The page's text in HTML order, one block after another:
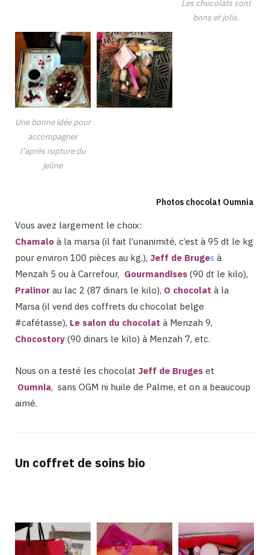
Les chocolats sont
bons et jolis.
Une bonne idée pour
accompagner
l’après rupture du
jeûne
Photos chocolat Oumnia
Vous avez largement le choix:
Chamalo à la marsa (il fait l’unanimité, c’est à 95 dt le kg
pour environ 100 pièces au kg.), Jeff de Bruges à
Menzah 5 ou à Carrefour, Gourmandises (90 dt le kilo),
Pralinor au lac 2 (87 dinars le kilo), O chocolat à la
Marsa (il vend des coffrets du chocolat belge
#cafétasse), Le salon du chocolat à Menzah 9,
Chocostory (90 dinars le kilo) à Menzah 7, etc.
Nous on a testé les chocolat Jeff de Bruges et
Oumnia, sans OGM ni huile de Palme, et on a beaucoup
aimé.
Un coffret de soins bio